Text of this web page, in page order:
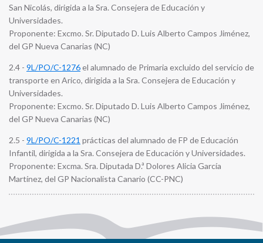
San Nicolás, dirigida a la Sra. Consejera de Educación y
Universidades.
Proponente: Excmo. Sr. Diputado D. Luis Alberto Campos Jiménez,
del GP Nueva Canarias (NC)
2.4 - 9L/PO/C-1276el alumnado de Primaria excluido del servicio de
transporte en Arico, dirigida a la Sra. Consejera de Educación y
Universidades.
Proponente: Excmo. Sr. Diputado D. Luis Alberto Campos Jiménez,
del GP Nueva Canarias (NC)
2.5 - 9L/PO/C-1221 prácticas del alumnado de FP de Educación
Infantil, dirigida a la Sra. Consejera de Educación y Universidades.
Proponente: Excma. Sra. Diputada D.ª Dolores Alicia García
Martínez, del GP Nacionalista Canario (CC-PNC)